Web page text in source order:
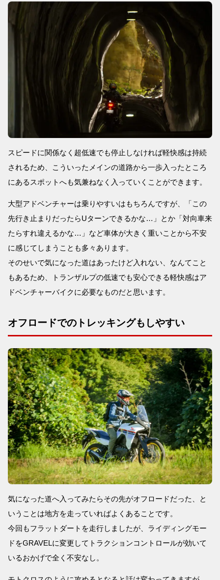
スピードに関係なく超低速でも停止しなければ軽快感は持続
されるため、こういったメインの道路から一歩入ったところ
にあるスポットへも気兼ねなく入っていくことができます。
大型アドベンチャーは乗りやすいはもちろんですが、「この
先行き止まりだったらUターンできるかな…」とか「対向車来
たらすれ違えるかな…」など車体が大きく重いことから不安
に感じてしまうことも多々あります。
そのせいで気になった道はあったけど入れない、なんてこと
もあるため、トランザルプの低速でも安心できる軽快感はア
ドベンチャーバイクに必要なものだと思います。
オフロードでのトレッキングもしやすい
気になった道へ入ってみたらその先がオフロードだった、と
いうことは地方を走っていればよくあることです。
今回もフラットダートを走行しましたが、ライディングモー
ドをGRAVELに変更してトラクションコントロールが効いて
いるおかげで全く不安なし。